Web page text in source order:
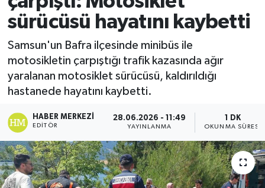
sürücüsü hayatını kaybetti
Samsun'un Bafra ilçesinde minibüs ile
motosikletin çarpıştığı trafik kazasında ağır
yaralanan motosiklet sürücüsü, kaldırıldığı
hastanede hayatını kaybetti.
HABER MERKEZI
EDITÖR
28.06.2026 - 11:49
YAYINLANMA
1 DK
OKUNMA SÜRESI
Ekonomi
Sağlık
Tokat Haber